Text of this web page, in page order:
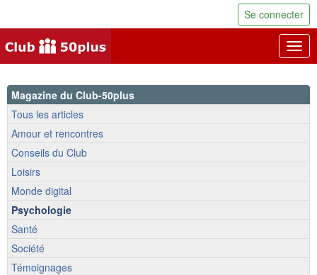
Se connecter
Magazine du Club-50plus
Tous les articles
Amour et rencontres
Conseils du Club
Loisirs
Monde digital
Psychologie
Santé
Société
Témoignages